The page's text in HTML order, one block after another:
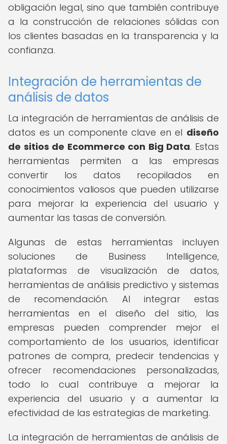
obligación legal, sino que también contribuye
a la construcción de relaciones sólidas con
los clientes basadas en la transparencia y la
confianza.
Integración de herramientas de
análisis de datos
La integración de herramientas de análisis de
datos es un componente clave en el diseño
de sitios de Ecommerce con Big Data. Estas
herramientas permiten a las empresas
convertir los datos recopilados en
conocimientos valiosos que pueden utilizarse
para mejorar la experiencia del usuario y
aumentar las tasas de conversión.
Algunas de estas herramientas incluyen
soluciones de Business Intelligence,
plataformas de visualización de datos,
herramientas de análisis predictivo y sistemas
de recomendación. Al integrar estas
herramientas en el diseño del sitio, las
empresas pueden comprender mejor el
comportamiento de los usuarios, identificar
patrones de compra, predecir tendencias y
ofrecer recomendaciones personalizadas,
todo lo cual contribuye a mejorar la
experiencia del usuario y a aumentar la
efectividad de las estrategias de marketing.
La integración de herramientas de análisis de